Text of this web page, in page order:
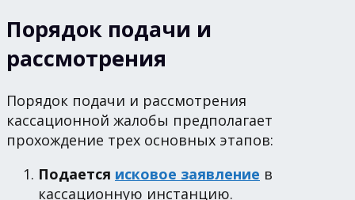
Порядок подачи и
рассмотрения
Порядок подачи и рассмотрения
кассационной жалобы предполагает
прохождение трех основных этапов:
Подается исковое заявление в
кассационную инстанцию.